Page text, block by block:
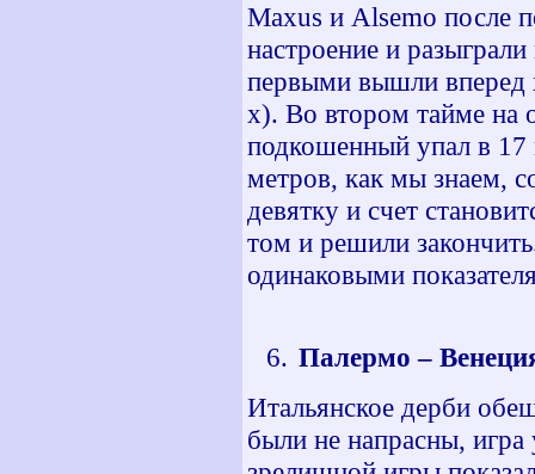
Maxus и Alsemo после
настроение и
первыми вышли вперед
х). Во втором тайме на
подкошенный упал в 17
метров, как мы знаем,
девятку и счет
том и решили
одинаковыми
Палермо –
Итальянское дерби
были не напрасны, игра